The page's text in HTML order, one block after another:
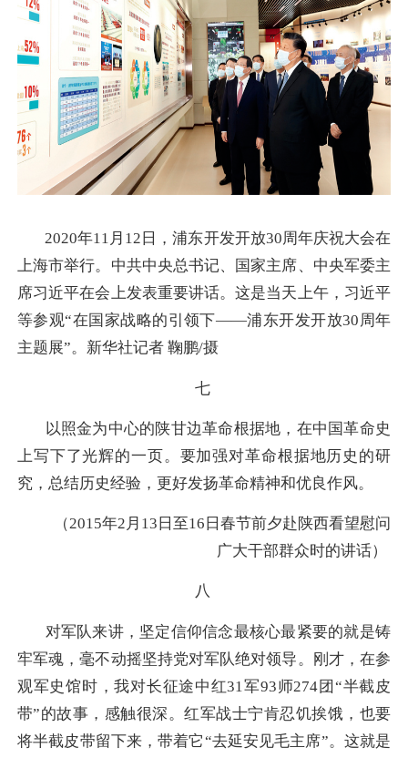
2020年11月12日，浦东开发开放30周年庆祝大会在
上海市举行。中共中央总书记、国家主席、中央军委主
席习近平在会上发表重要讲话。这是当天上午，习近平
等参观“在国家战略的引领下——浦东开发开放30周年
主题展”。新华社记者 鞠鹏/摄
七
以照金为中心的陕甘边革命根据地，在中国革命史
上写下了光辉的一页。要加强对革命根据地历史的研
究，总结历史经验，更好发扬革命精神和优良作风。
（2015年2月13日至16日春节前夕赴陕西看望慰问
广大干部群众时的讲话）
八
对军队来讲，坚定信仰信念最核心最紧要的就是铸
牢军魂，毫不动摇坚持党对军队绝对领导。刚才，在参
观军史馆时，我对长征途中红31军93师274团“半截皮
带”的故事，感触很深。红军战士宁肯忍饥挨饿，也要
将半截皮带留下来，带着它“去延安见毛主席”。这就是